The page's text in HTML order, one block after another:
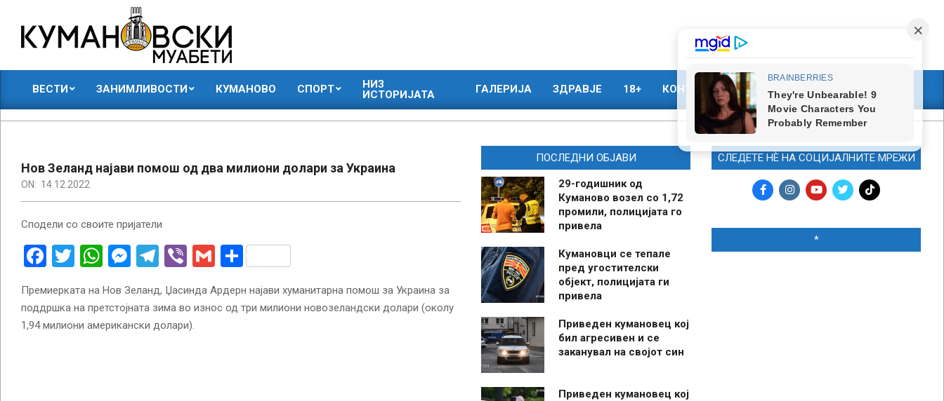
content
КУМАНОВСКИ
МУАБЕТИ
ВЕСТИ ЗАНИМЛИВОСТИ КУМАНОВО СПОРТ
НИЗ
ИСТОРИЈАТА
ГАЛЕРИЈА ЗДРАВЈЕ 18+ КОНТАКТ МАРКЕТИНГ
Нов Зеланд најави помош од два милиони долари за Украина
ON: 14.12.2022
Сподели со своите пријатели
Facebook
Twitter
WhatsApp
Messenger
Telegram
ViberGmailShare
Премиерката на Нов Зеланд, Џасинда Ардерн најави хуманитарна помош за Украина за
поддршка на претстојната зима во износ од три милиони новозеландски долари (околу
1,94 милиони американски долари).
ПОСЛЕДНИ ОБЈАВИ
29-годишник од
Куманово возел со 1,72
промили, полицијата го
привела
Кумановци се тепале
пред угостителски
објект, полицијата ги
привела
Приведен кумановец кој
бил агресивен и се
заканувал на својот син
Приведен кумановец кој
СЛЕДЕТЕ НЀ НА СОЦИЈАЛНИТЕ МРЕЖИ
*